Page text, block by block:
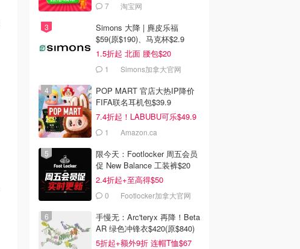
7 淘宝网
Simons 大降 | 麂皮乐福
$59(原$190)、马克杯$2.9
1.5折起 北面 腰包$20
1 Simons加拿大官网
POP MART 官店大热IP降价
FIFA联名耳机包$39.9
7.4折起！LABUBU可乐$49.9
1 Amazon.ca
限今天：Footlocker 周五会员
促 New Balance 工装裤$20
2.4折起+至高得$50
0 Footlocker加拿大官网
手慢无：Arc'teryx 再降！Beta
AR 绿色冲锋衣$420(原$840)
5折起+额外9折 连帽T恤$67